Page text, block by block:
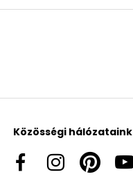
Közösségi hálózataink